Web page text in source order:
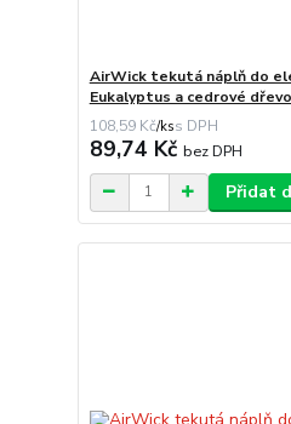
AirWick tekutá náplň do
Eukalyptus a cedrové
108,59 Kč/ks
89,74 Kč bez DPH
Přidat